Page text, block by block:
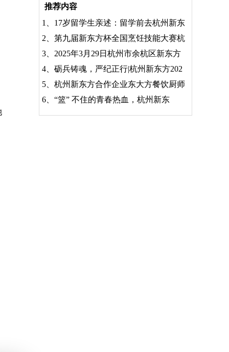
推荐内容
1、 17岁留学生亲述：留学前去杭州新东
2、 第九届新东方杯全国烹饪技能大赛杭
3、 2025年3月29日杭州市余杭区新东方
4、 砺兵铸魂，严纪正行|杭州新东方202
5、 杭州新东方合作企业东大方餐饮厨师
6、 “篮” 不住的青春热血，杭州新东